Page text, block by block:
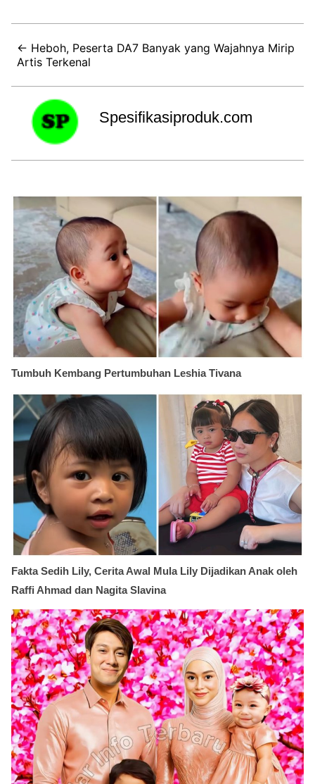
← Heboh, Peserta DA7 Banyak yang Wajahnya Mirip
Artis Terkenal
Spesifikasiproduk.com
Tumbuh Kembang Pertumbuhan Leshia Tivana
Fakta Sedih Lily, Cerita Awal Mula Lily Dijadikan Anak oleh
Raffi Ahmad dan Nagita Slavina